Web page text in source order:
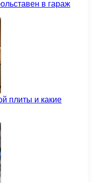
в гараж
плиты и какие